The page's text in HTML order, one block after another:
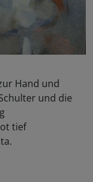
Hand und
und die
tief